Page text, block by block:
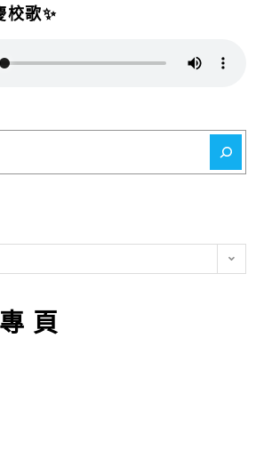
校歌✨
頁